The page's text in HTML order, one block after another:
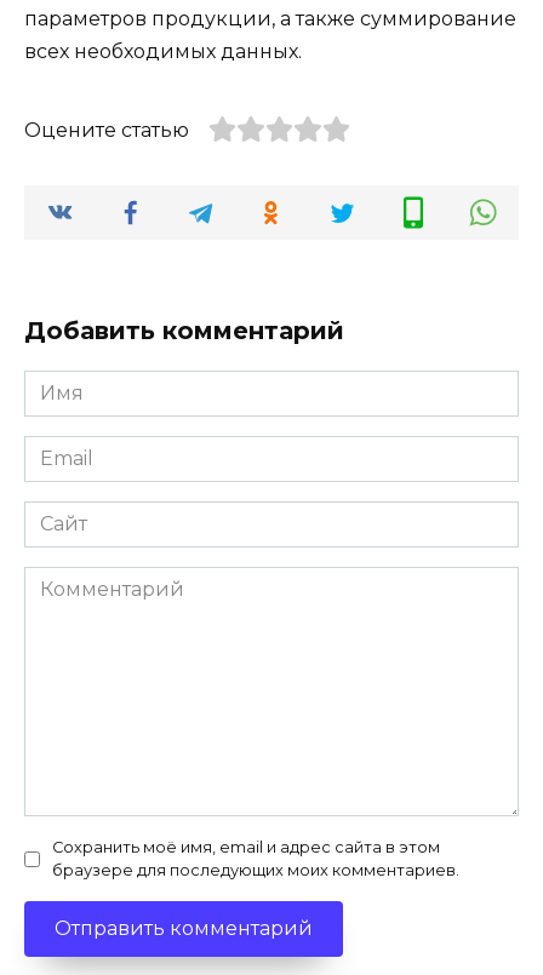
параметров продукции, а также суммирование
всех необходимых данных.
Оцените статью
Добавить комментарий
Имя
*
Email
*
Сайт
Комментарий
Сохранить моё имя, email и адрес сайта в этом
браузере для последующих моих комментариев.